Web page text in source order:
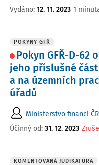
Vydáno: 12. 11. 2023 1
POKYNY GFŘ
Pokyn GFŘ-D-62
jeho příslušné
a na územních
úřadů
Ministerstvo financí ČR
Účinný od: 31. 12. 2023
KOMENTOVANÁ JUDIKATURA